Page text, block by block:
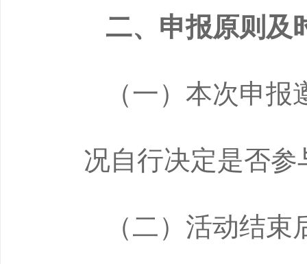
二、申报原则及
（一）本次申
况自行决定是否参
（二）活动结